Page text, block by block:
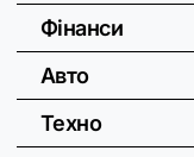
Фінанси
Авто
Техно